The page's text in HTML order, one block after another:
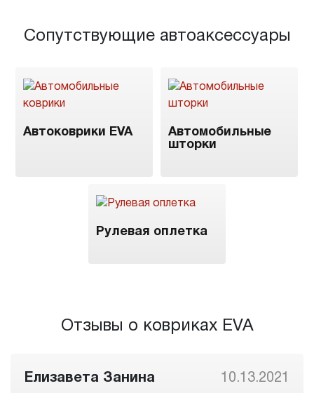
Сопутствующие автоаксессуары
Автоковрики EVA
Автомобильные
шторки
Рулевая оплетка
Отзывы о ковриках EVA
Елизавета Занина 10.13.2021